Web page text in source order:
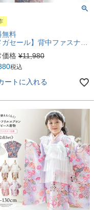
無料
ファスナー シワ兵児帯一体型ゆかた 浴衣 贅沢 簡単着付け オールインワン ジュニア レディース 中学生 高校生 花柄 和柄 チェック柄 和装 キャサリンコテージ TAK
価格 ¥11,980
税込
ートに入れる